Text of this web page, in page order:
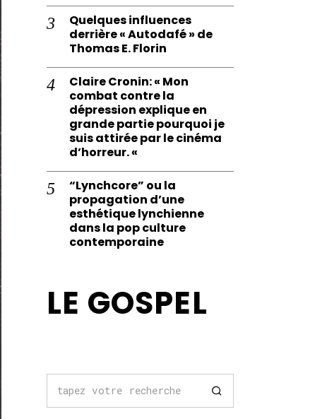
Quelques influences
derrière « Autodafé » de
Thomas E. Florin
Claire Cronin: « Mon
combat contre la
dépression explique en
grande partie pourquoi je
suis attirée par le cinéma
d’horreur. «
“Lynchcore” ou la
propagation d’une
esthétique lynchienne
dans la pop culture
contemporaine
LE GOSPEL